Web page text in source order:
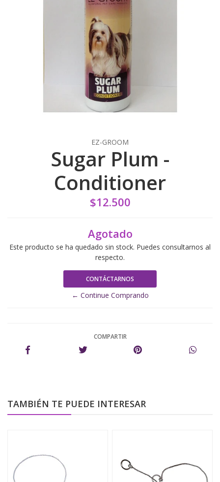
EZ-GROOM
Sugar Plum -
Conditioner
$12.500
Agotado
Este producto se ha quedado sin stock. Puedes consultarnos al
respecto.
CONTÁCTARNOS
← Continue Comprando
COMPARTIR
TAMBIÉN TE PUEDE INTERESAR